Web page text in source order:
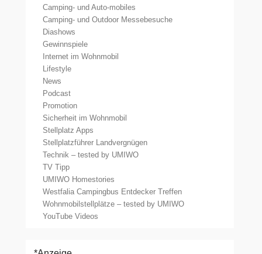
Camping- und Auto-mobiles
Camping- und Outdoor Messebesuche
Diashows
Gewinnspiele
Internet im Wohnmobil
Lifestyle
News
Podcast
Promotion
Sicherheit im Wohnmobil
Stellplatz Apps
Stellplatzführer Landvergnügen
Technik – tested by UMIWO
TV Tipp
UMIWO Homestories
Westfalia Campingbus Entdecker Treffen
Wohnmobilstellplätze – tested by UMIWO
YouTube Videos